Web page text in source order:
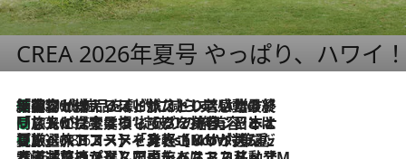
CREA 2026年夏号 やっぱり、ハワイ
2026.8.6
「荷物が増えるほど旅ストレスは増す」美容ジャーナリストがたどり着いた最終結論。“化粧品を劇的に減らす”感動の凝縮美容とは
2026.8.6
「旅先には金髪ウィッグを持参」日本と同じメイクでは損してる!? 美容ジャーナリストが提案する“掟破りの旅美容”とは
2026.8.6
【厳選旅コスメ】「身軽さ＆UV対策重視！」ヘアアーティストshucoが選んだ夏旅ベストコスメを発表【Mサイズジップ】